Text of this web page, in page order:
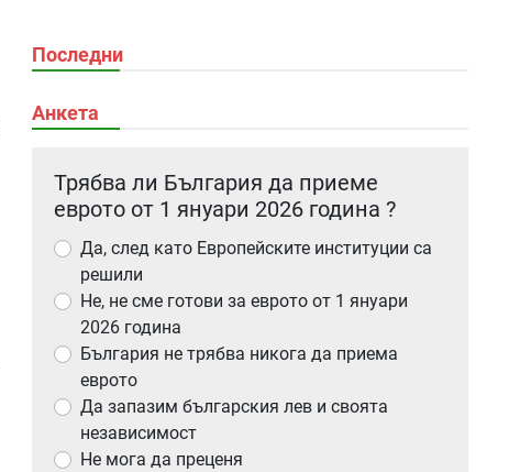
Последни
Анкета
Трябва ли България да приеме
еврото от 1 януари 2026 година ?
Да, след като Европейските институции са
решили
Не, не сме готови за еврото от 1 януари
2026 година
България не трябва никога да приема
еврото
Да запазим българския лев и своята
независимост
Не мога да преценя